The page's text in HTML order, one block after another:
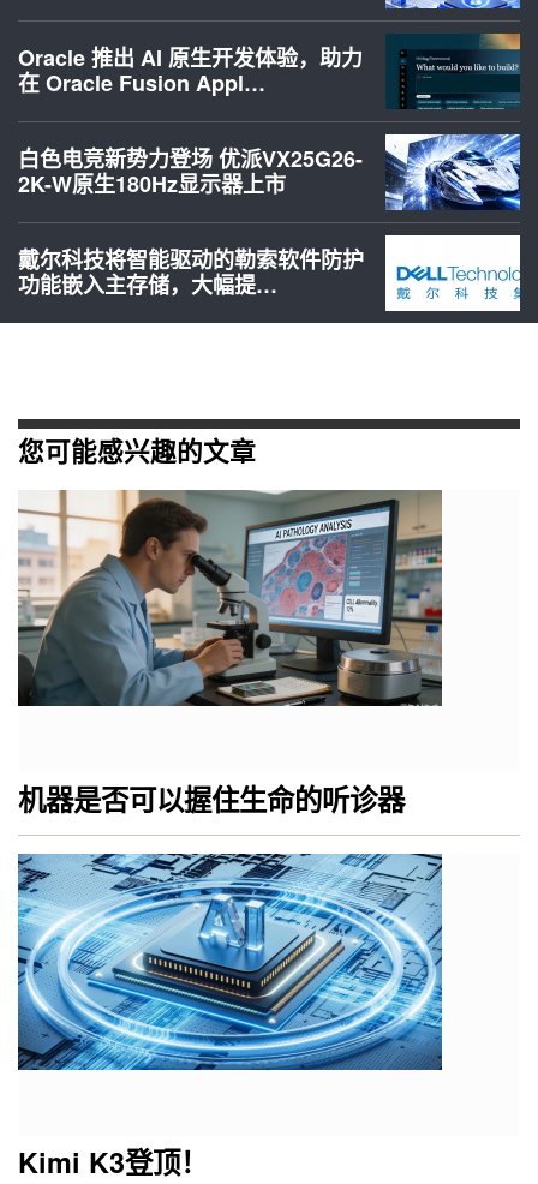
Oracle 推出 AI 原生开发体验，助力
在 Oracle Fusion Appl…
白色电竞新势力登场 优派VX25G26-
2K-W原生180Hz显示器上市
戴尔科技将智能驱动的勒索软件防护
功能嵌入主存储，大幅提…
您可能感兴趣的文章
机器是否可以握住生命的听诊器
Kimi K3登顶！